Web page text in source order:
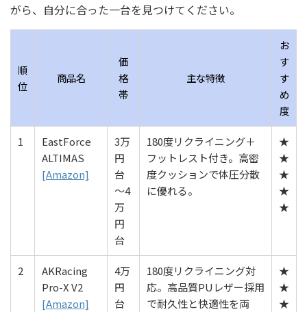
がら、自分に合った一台を見つけてください。
順
位
商品名
価
格
帯
主な特徴
お
す
す
め
度
1
EastForce
ALTIMAS
[Amazon]
3万
円
台
〜4
万
円
台
180度リクライニング＋
フットレスト付き。高密
度クッションで体圧分散
に優れる。
★
★
★
★
★
2
AKRacing
Pro-X V2
[Amazon]
4万
円
台
180度リクライニング対
応。高品質PUレザー採用
で耐久性と快適性を両
★
★
★